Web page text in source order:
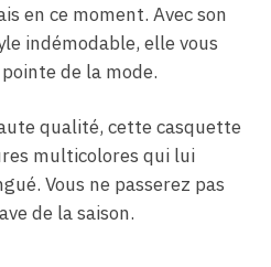
en ce moment. Avec son
indémodable, elle vous
de la mode.
qualité, cette casquette
multicolores qui lui
Vous ne passerez pas
de la saison.